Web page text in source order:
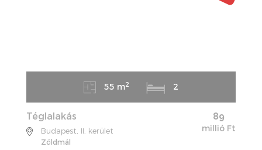
55 m2 2
89
millió Ft
Téglalakás
Budapest, II. kerület
Zöldmál